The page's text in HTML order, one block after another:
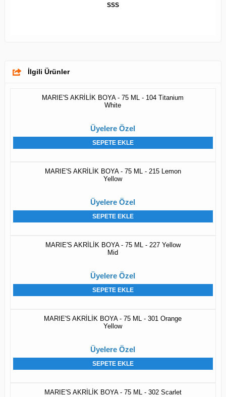
SSS
İlgili Ürünler
MARIE'S AKRİLİK BOYA - 75 ML - 104 Titanium
White
Üyelere Özel
SEPETE EKLE
MARIE'S AKRİLİK BOYA - 75 ML - 215 Lemon
Yellow
Üyelere Özel
SEPETE EKLE
MARIE'S AKRİLİK BOYA - 75 ML - 227 Yellow
Mid
Üyelere Özel
SEPETE EKLE
MARIE'S AKRİLİK BOYA - 75 ML - 301 Orange
Yellow
Üyelere Özel
SEPETE EKLE
MARIE'S AKRİLİK BOYA - 75 ML - 302 Scarlet